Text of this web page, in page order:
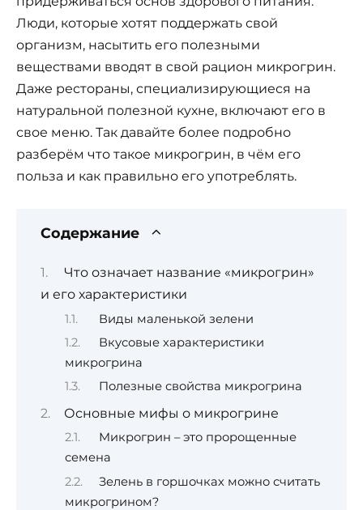
Люди, которые хотят поддержать свой
организм, насытить его полезными
веществами вводят в свой рацион микрогрин.
Даже рестораны, специализирующиеся на
натуральной полезной кухне, включают его в
свое меню. Так давайте более подробно
разберём что такое микрогрин, в чём его
польза и как правильно его употреблять.
Содержание
Что означает название «микрогрин»
и его характеристики
Виды маленькой зелени
Вкусовые характеристики
микрогрина
Полезные свойства микрогрина
Основные мифы о микрогрине
Микрогрин – это пророщенные
семена
Зелень в горшочках можно считать
микрогрином?